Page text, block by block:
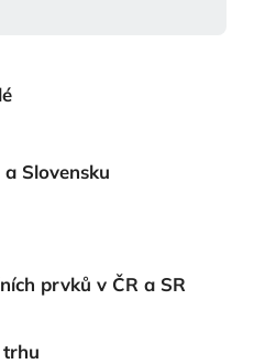
Slovensku
prvků v ČR a SR
trhu